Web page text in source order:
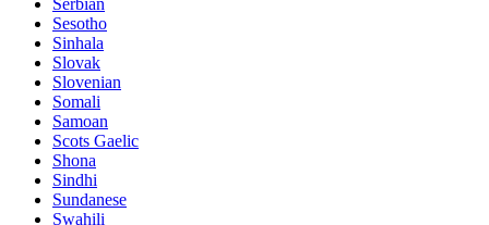
Serbian
Sesotho
Sinhala
Slovak
Slovenian
Somali
Samoan
Scots Gaelic
Shona
Sindhi
Sundanese
Swahili